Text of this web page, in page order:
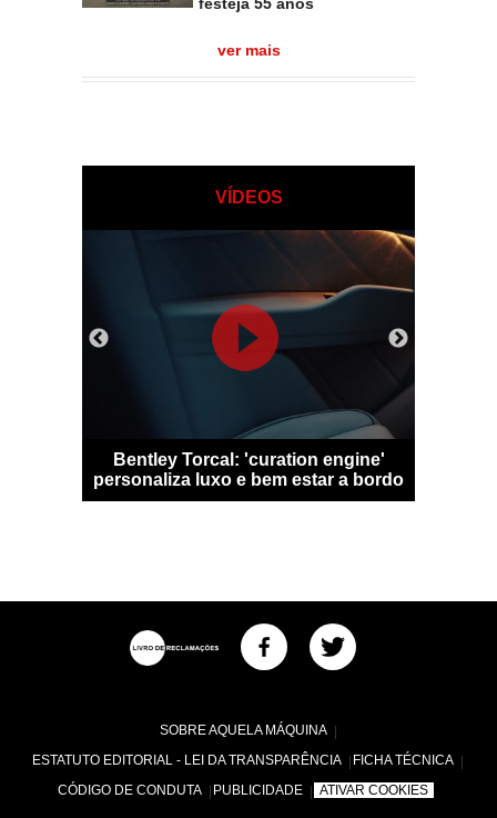
festeja 55 anos
ver mais
VÍDEOS
Bentley Torcal: 'curation engine'
personaliza luxo e bem estar a bordo
SOBRE AQUELA MÁQUINA
ESTATUTO EDITORIAL - LEI DA TRANSPARÊNCIA
FICHA TÉCNICA
CÓDIGO DE CONDUTA
PUBLICIDADE ATIVAR COOKIES